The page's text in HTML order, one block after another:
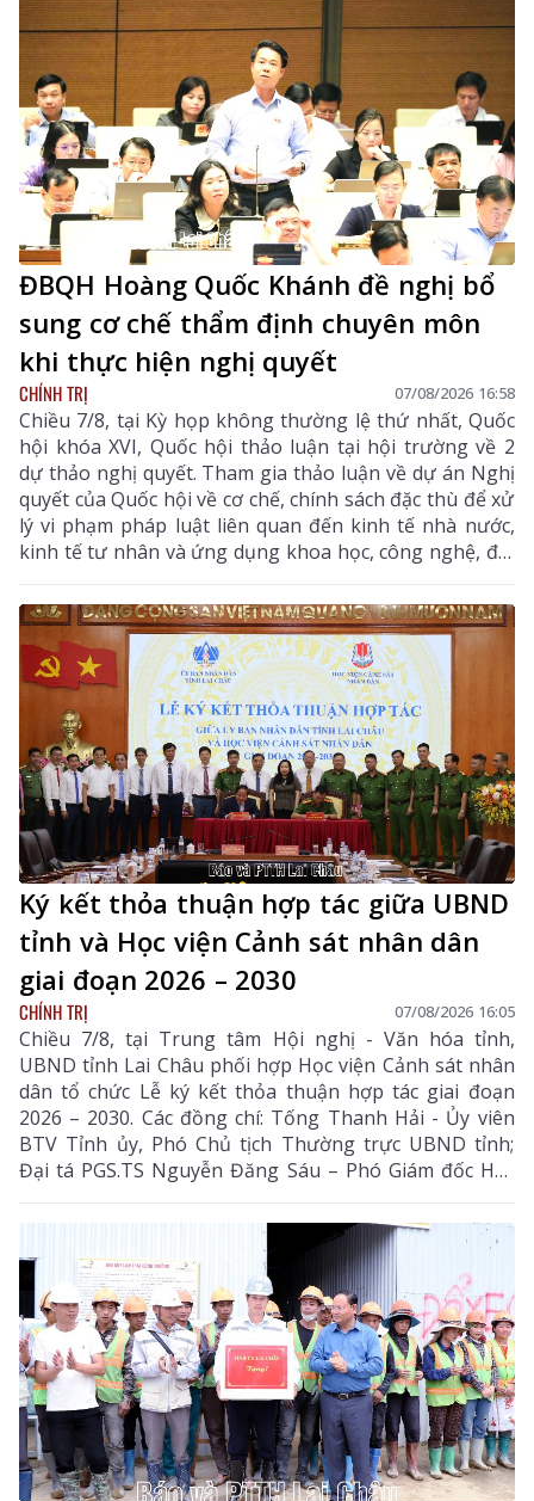
ĐBQH Hoàng Quốc Khánh đề nghị bổ
sung cơ chế thẩm định chuyên môn
khi thực hiện nghị quyết
CHÍNH TRỊ 07/08/2026 16:58
Chiều 7/8, tại Kỳ họp không thường lệ thứ nhất, Quốc
hội khóa XVI, Quốc hội thảo luận tại hội trường về 2
dự thảo nghị quyết. Tham gia thảo luận về dự án Nghị
quyết của Quốc hội về cơ chế, chính sách đặc thù để xử
lý vi phạm pháp luật liên quan đến kinh tế nhà nước,
kinh tế tư nhân và ứng dụng khoa học, công nghệ, đổi
mới sáng tạo, chuyển đổi số, đại biểu Hoàng Quốc
Khánh - Tỉnh ủy viên, Phó Trưởng Đoàn chuyên trách
Đoàn ĐBQH tỉnh Lai Châu thống nhất với sự cần thiết
ban hành Nghị quyết như Tờ trình của Chính phủ, đại
biểu tập trung tham gia một số nội dung tại Điều 13
quy định về tổ chức thực hiện.
Ký kết thỏa thuận hợp tác giữa UBND
tỉnh và Học viện Cảnh sát nhân dân
giai đoạn 2026 – 2030
CHÍNH TRỊ 07/08/2026 16:05
Chiều 7/8, tại Trung tâm Hội nghị - Văn hóa tỉnh,
UBND tỉnh Lai Châu phối hợp Học viện Cảnh sát nhân
dân tổ chức Lễ ký kết thỏa thuận hợp tác giai đoạn
2026 – 2030. Các đồng chí: Tống Thanh Hải - Ủy viên
BTV Tỉnh ủy, Phó Chủ tịch Thường trực UBND tỉnh;
Đại tá PGS.TS Nguyễn Đăng Sáu – Phó Giám đốc Học
viện Cảnh sát nhân dân đồng chủ trì lễ ký kết.